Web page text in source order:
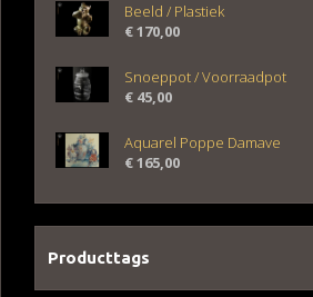
Beeld / Plastiek
€170,00
Snoeppot / Voorraadpot
€ 45,00
Aquarel Poppe Damave
€165,00
Producttags